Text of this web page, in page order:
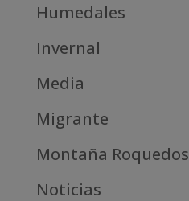
Humedales
Invernal
Media
Migrante
Montaña Roquedos
Noticias